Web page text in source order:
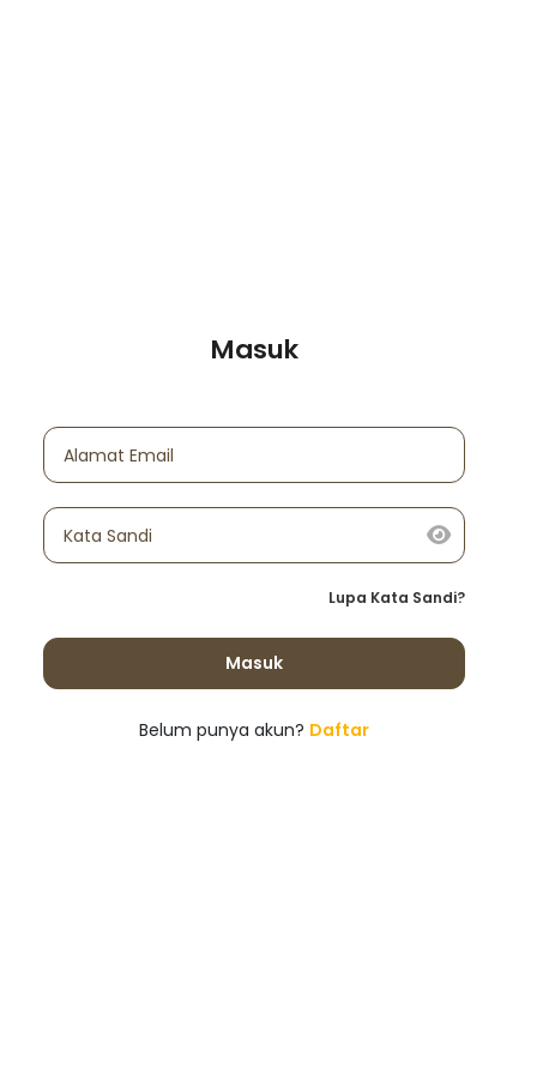
Masuk
Alamat Email
Kata Sandi
Lupa Kata Sandi?
Masuk
Belum punya akun? Daftar